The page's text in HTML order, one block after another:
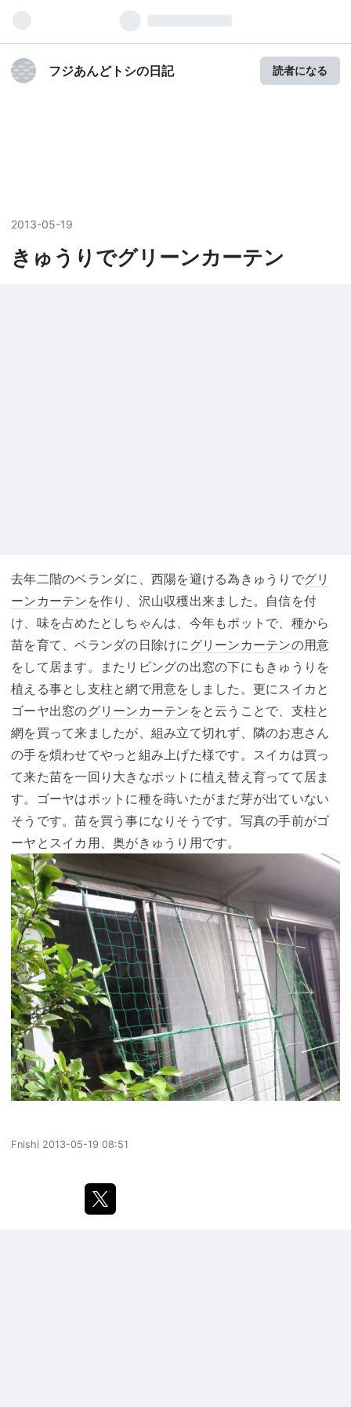
フジあんどトシの日記 読者になる
2013-05-19
きゅうりでグリーンカーテン
去年二階のベランダに、西陽を避ける為きゅうりでグリ
ーンカーテン を作り、沢山収穫出来ました。自信を付
け、味を占めたとしちゃんは、今年もポットで、種から
苗を育て、ベランダの日除けにグリーンカーテンの用意
をして居ます。またリビングの出窓の下にもきゅうりを
植える事とし支柱と網で用意をしました。更にスイカと
ゴーヤ出窓のグリーンカーテン をと云うことで、支柱と
網を買って来ましたが、組み立て切れず、隣のお恵さん
の手を煩わせてやっと組み上げた様です。スイカは買っ
て来た苗を一回り大きなポットに植え替え育ってて居ま
す。ゴーヤはポットに種を蒔いたがまだ芽が出ていない
そうです。苗を買う事になりそうです。写真の手前がゴ
ーヤとスイカ用、奥がきゅうり用です。
Fnishi 2013-05-19 08:51